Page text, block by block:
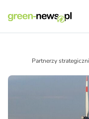
Partnerzy strategiczni